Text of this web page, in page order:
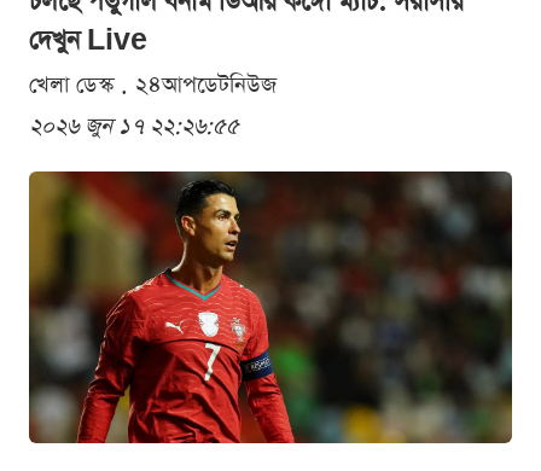
দেখুন Live
খেলা ডেস্ক . ২৪আপডেটনিউজ
২০২৬ জুন ১৭ ২২:২৬:৫৫